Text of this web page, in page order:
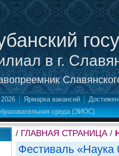
в г.
Ярмарка вакансий
среда (ЭИОС)
/ ГЛАВНАЯ СТРАНИЦА/
Фестиваль «Наука